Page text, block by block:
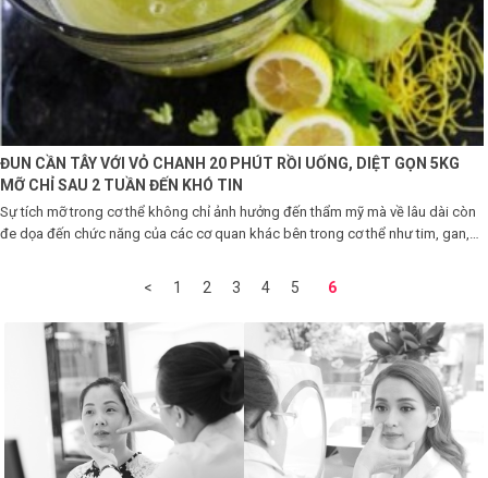
ĐUN CẦN TÂY VỚI VỎ CHANH 20 PHÚT RỒI UỐNG, DIỆT GỌN 5KG
MỠ CHỈ SAU 2 TUẦN ĐẾN KHÓ TIN
Sự tích mỡ trong cơ thể không chỉ ảnh hưởng đến thẩm mỹ mà về lâu dài còn
đe dọa đến chức năng của các cơ quan khác bên trong cơ thể như tim, gan,
< 1 2 3 4 5 6
8 9 10 14 15 16 > Cuối